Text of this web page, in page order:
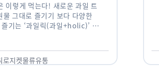
이렇게 먹는다! 새로운 과일 트
물 그대로 즐기기 보다 다양한
기는 ‘과일릭(과일+holic)’ 트
로지켓물류유통